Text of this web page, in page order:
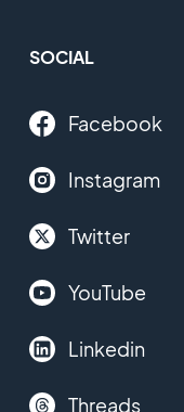
SOCIAL
Facebook
Instagram
Twitter
YouTube
Linkedin
Threads